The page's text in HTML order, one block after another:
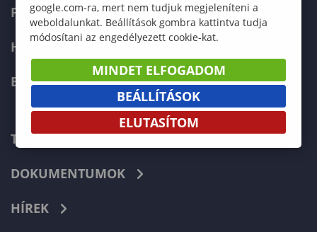
FELVÉTELIZŐKNEK
HALLGATÓKNAK
ERASMUS+
TELEFONKÖNYV
DOKUMENTUMOK
HÍREK
google.com-ra, mert nem tudjuk megjeleníteni a
weboldalunkat. Beállítások gombra kattintva tudja
módosítani az engedélyezett cookie-kat.
MINDET ELFOGADOM
BEÁLLÍTÁSOK
ELUTASÍTOM